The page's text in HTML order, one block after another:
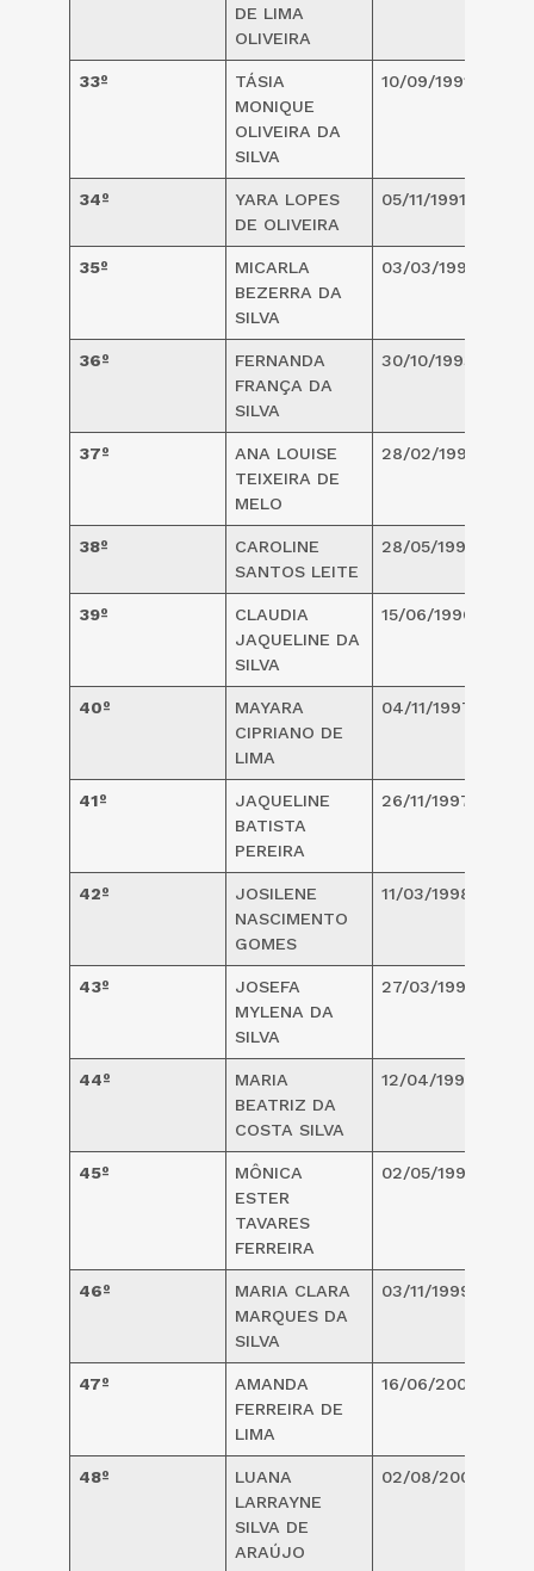
DE LIMA
OLIVEIRA
33º
TÁSIA
MONIQUE
OLIVEIRA DA
SILVA
10/09/1991
34º
YARA LOPES
DE OLIVEIRA
05/11/1991
35º
MICARLA
BEZERRA DA
SILVA
03/03/1992
36º
FERNANDA
FRANÇA DA
SILVA
30/10/1993
37º
ANA LOUISE
TEIXEIRA DE
MELO
28/02/1995
38º
CAROLINE
SANTOS LEITE
28/05/1995
39º
CLAUDIA
JAQUELINE DA
SILVA
15/06/1996
40º
MAYARA
CIPRIANO DE
LIMA
04/11/1997
41º
JAQUELINE
BATISTA
PEREIRA
26/11/1997
42º
JOSILENE
NASCIMENTO
GOMES
11/03/1998
43º
JOSEFA
MYLENA DA
SILVA
27/03/1998
44º
MARIA
BEATRIZ DA
COSTA SILVA
12/04/1998
45º
MÔNICA
ESTER
TAVARES
FERREIRA
02/05/1998
46º
MARIA CLARA
MARQUES DA
SILVA
03/11/1999
47º
AMANDA
FERREIRA DE
LIMA
16/06/2000
48º
LUANA
LARRAYNE
SILVA DE
ARAÚJO
02/08/2000